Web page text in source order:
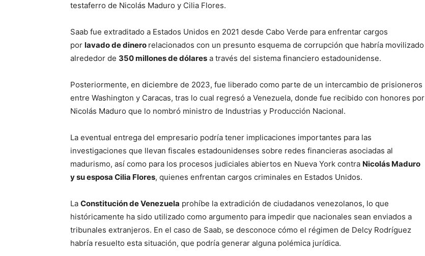
testaferro de Nicolás Maduro y Cilia Flores.
Saab fue extraditado a Estados Unidos en 2021 desde Cabo Verde para enfrentar cargos
por lavado de dinero relacionados con un presunto esquema de corrupción que habría movilizado
alrededor de 350 millones de dólares a través del sistema financiero estadounidense.
Posteriormente, en diciembre de 2023, fue liberado como parte de un intercambio de prisioneros
entre Washington y Caracas, tras lo cual regresó a Venezuela, donde fue recibido con honores por
Nicolás Maduro que lo nombró ministro de Industrias y Producción Nacional.
La eventual entrega del empresario podría tener implicaciones importantes para las
investigaciones que llevan fiscales estadounidenses sobre redes financieras asociadas al
madurismo, así como para los procesos judiciales abiertos en Nueva York contra Nicolás Maduro
y su esposa Cilia Flores, quienes enfrentan cargos criminales en Estados Unidos.
La Constitución de Venezuela prohíbe la extradición de ciudadanos venezolanos, lo que
históricamente ha sido utilizado como argumento para impedir que nacionales sean enviados a
tribunales extranjeros. En el caso de Saab, se desconoce cómo el régimen de Delcy Rodríguez
habría resuelto esta situación, que podría generar alguna polémica jurídica.